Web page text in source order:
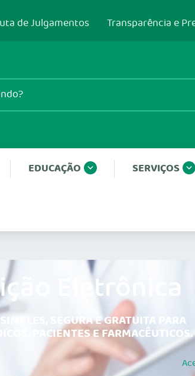
de Julgamentos Transparência e
EDUCAÇÃO SERVIÇOS
Eletrônica
SEGURA E GRATUITA PARA
PACIENTES E FARMACÊUTICOS.